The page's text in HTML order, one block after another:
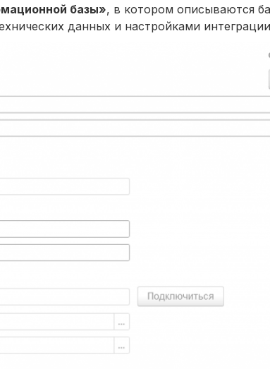
базы», в котором описываются
данных и настройками